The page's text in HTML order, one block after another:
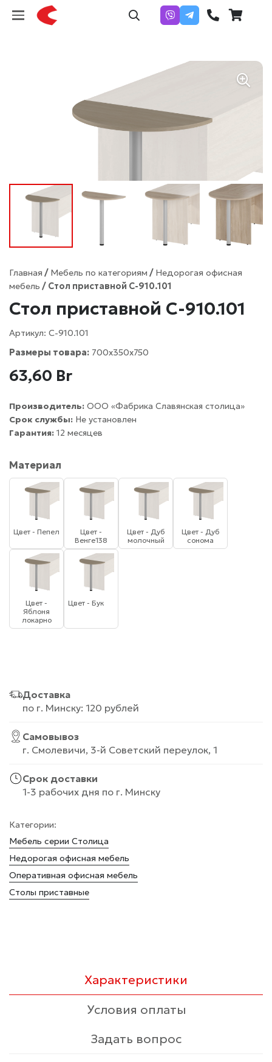
Главная / Мебель по категориям / Недорогая офисная
мебель / Стол приставной С-910.101
Стол приставной С-910.101
Артикул: С-910.101
Размеры товара: 700х350х750
63,60 Br
Производитель: ООО «Фабрика Славянская столица»
Срок службы: Не установлен
Гарантия: 12 месяцев
Материал
Цвет - Пепел
Цвет -
Венге138
Цвет - Дуб
молочный
Цвет - Дуб
сонома
Цвет -
Яблоня
локарно
Цвет - Бук
Доставка
по г. Минску: 120 рублей
Самовывоз
г. Смолевичи, 3-й Советский переулок, 1
Срок доставки
1-3 рабочих дня по г. Минску
Категории:
Мебель серии Столица
Недорогая офисная мебель
Оперативная офисная мебель
Столы приставные
Характеристики
Условия оплаты
Задать вопрос